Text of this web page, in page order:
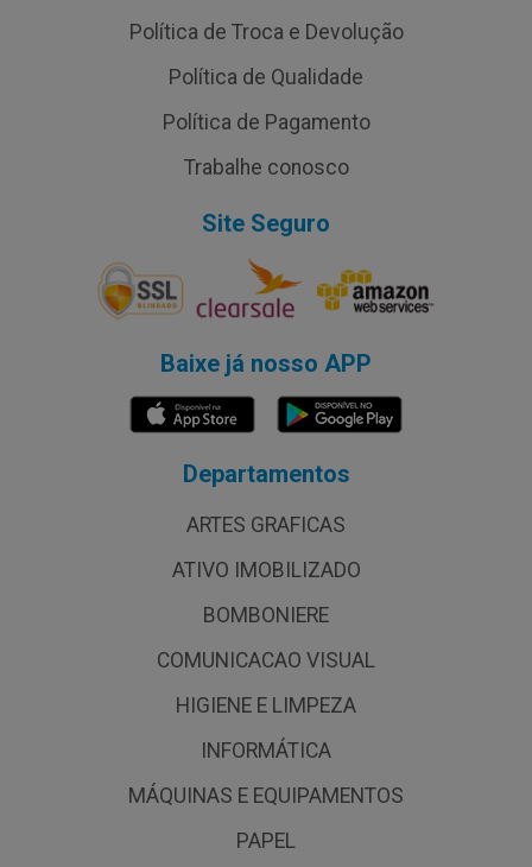
Política de Troca e Devolução
Política de Qualidade
Política de Pagamento
Trabalhe conosco
Site Seguro
Baixe já nosso APP
Departamentos
ARTES GRAFICAS
ATIVO IMOBILIZADO
BOMBONIERE
COMUNICACAO VISUAL
HIGIENE E LIMPEZA
INFORMÁTICA
MÁQUINAS E EQUIPAMENTOS
PAPEL